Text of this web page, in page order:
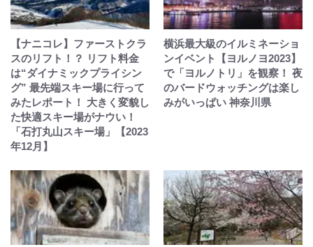
【ナニコレ】ファーストクラ
スのリフト！？ リフト料金
は“ダイナミックプライシン
グ” 最先端スキー場に行って
みたレポート！ 大きく変貌し
た快適スキー場がナウい！
「石打丸山スキー場」【2023
年12月】
横浜最大級のイルミネーショ
ンイベント【ヨルノヨ2023】
で「ヨルノトリ」を観察！ 夜
のバードウォッチングは楽し
みがいっぱい 神奈川県